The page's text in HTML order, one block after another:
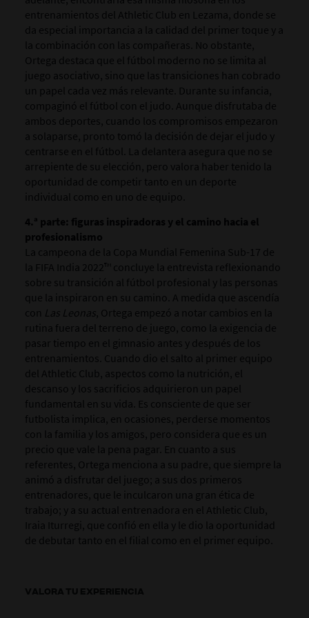
entrenamientos del Athletic Club en Lezama, donde se
da especial importancia a la calidad del primer toque y a
la combinación con las compañeras. No obstante,
Ortega destaca que el fútbol moderno no se limita al
juego asociativo, sino que las transiciones han cobrado
un papel cada vez más relevante. Durante su infancia,
compaginó el fútbol con el judo. Aunque disfrutaba de
ambos deportes, cuando los compromisos empezaron
a solaparse, pronto tomó la decisión de dejar el judo y
centrarse en el fútbol. La delantera asegura que no se
arrepiente de su elección, pero valora haber tenido la
oportunidad de competir tanto en un deporte
individual como en uno de equipo.
4.ª parte: figuras inspiradoras y el camino hacia el
profesionalismo
La campeona de la Copa Mundial Femenina Sub-17 de
la FIFA India 2022™ concluye la entrevista reflexionando
sobre su transición al fútbol profesional y las personas
que la inspiraron en su camino. A medida que ascendía
con Las Leonas, Ortega empezó a notar cambios en la
rutina fuera del terreno de juego, como la exigencia de
pasar tiempo en el gimnasio antes y después de los
entrenamientos. Cuando dio el salto al primer equipo
del Athletic Club, aspectos como la nutrición, el
descanso y los sacrificios adquirieron un papel
fundamental en su vida. Es consciente de que ser
futbolista implica, en ocasiones, perderse momentos
con la familia y los amigos, pero considera que es un
precio que vale la pena pagar. En cuanto a sus
referentes, Ortega menciona a su padre, que siempre la
animó a disfrutar del juego; a sus dos primeros
entrenadores, que le inculcaron una gran ética de
trabajo; y a su actual entrenadora en el Athletic Club,
Iraia Iturregi, que confió en ella y le dio la oportunidad
de debutar tanto en el filial como en el primer equipo.